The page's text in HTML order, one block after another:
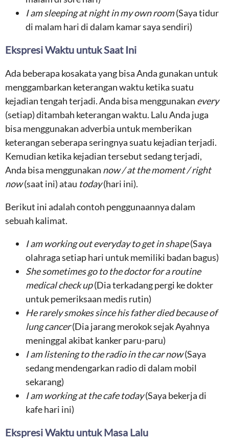
I am sleeping at night in my own room(Saya tidur
di malam hari di dalam kamar saya sendiri)
Ekspresi Waktu untuk Saat Ini
Ada beberapa kosakata yang bisa Anda gunakan untuk
menggambarkan keterangan waktu ketika suatu
kejadian tengah terjadi. Anda bisa menggunakan every
(setiap) ditambah keterangan waktu. Lalu Anda juga
bisa menggunakan adverbia untuk memberikan
keterangan seberapa seringnya suatu kejadian terjadi.
Kemudian ketika kejadian tersebut sedang terjadi,
Anda bisa menggunakan now / at the moment / right
now(saat ini) atau today(hari ini).
Berikut ini adalah contoh penggunaannya dalam
sebuah kalimat.
I am working out everyday to get in shape(Saya
olahraga setiap hari untuk memiliki badan bagus)
She sometimes go to the doctor for a routine
medical check up(Dia terkadang pergi ke dokter
untuk pemeriksaan medis rutin)
He rarely smokes since his father died because of
lung cancer(Dia jarang merokok sejak Ayahnya
meninggal akibat kanker paru-paru)
I am listening to the radio in the car now(Saya
sedang mendengarkan radio di dalam mobil
sekarang)
I am working at the cafe today(Saya bekerja di
kafe hari ini)
Ekspresi Waktu untuk Masa Lalu